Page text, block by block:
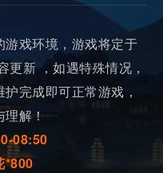
戏环境，游戏将定于
更新 ，如遇特殊情况，
完成即可正常游戏，
理解！
08:50